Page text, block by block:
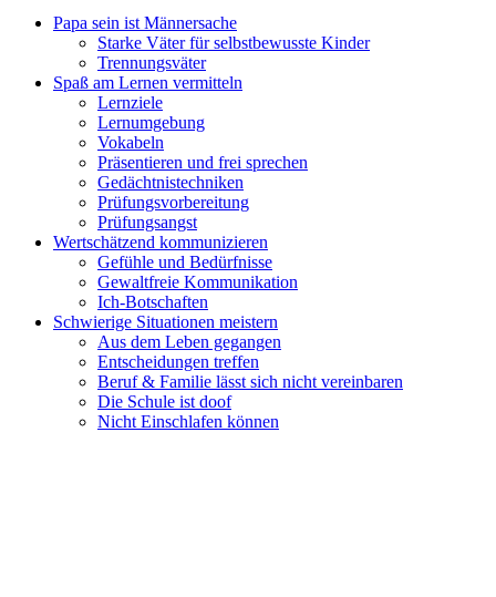
Papa sein ist Männersache
Starke Väter für selbstbewusste Kinder
Trennungsväter
Spaß am Lernen vermitteln
Lernziele
Lernumgebung
Vokabeln
Präsentieren und frei sprechen
Gedächtnistechniken
Prüfungsvorbereitung
Prüfungsangst
Wertschätzend kommunizieren
Gefühle und Bedürfnisse
Gewaltfreie Kommunikation
Ich-Botschaften
Schwierige Situationen meistern
Aus dem Leben gegangen
Entscheidungen treffen
Beruf & Familie lässt sich nicht vereinbaren
Die Schule ist doof
Nicht Einschlafen können